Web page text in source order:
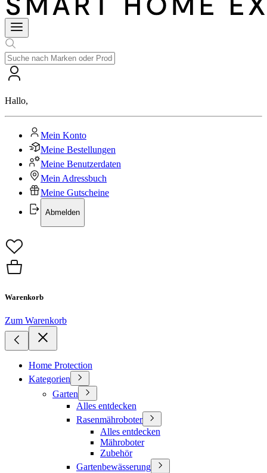
Hallo,
Mein Konto
Meine Bestellungen
Meine Benutzerdaten
Mein Adressbuch
Meine Gutscheine
Abmelden
Warenkorb
Zum Warenkorb
Home Protection
Kategorien
Garten
Alles entdecken
Rasenmähroboter
Alles entdecken
Mähroboter
Zubehör
Gartenbewässerung